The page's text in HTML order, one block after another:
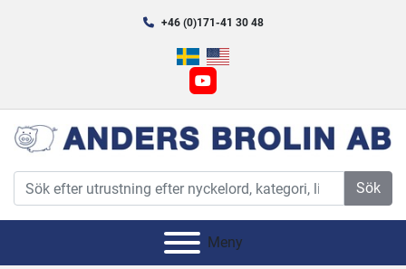
+46 (0)171-41 30 48
youtube
Sök
Meny